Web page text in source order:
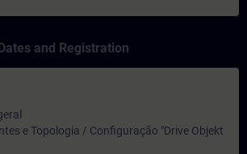
and Registration
e Topologia / Configuração "Drive Objekt